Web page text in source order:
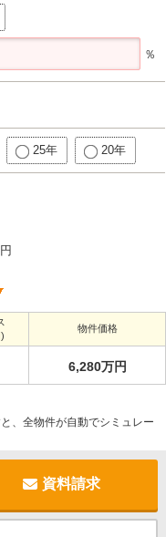
％
25年 20年
物件価格
6,280万円
、全物件が自動でシミュレー
資料請求